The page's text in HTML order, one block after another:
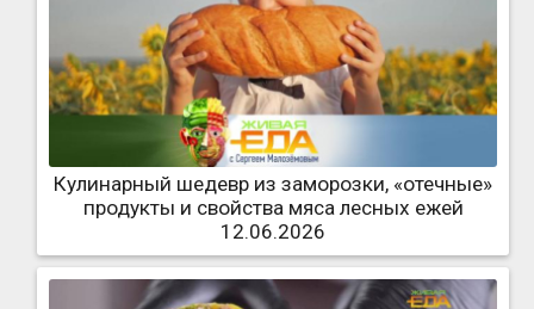
Кулинарный шедевр из заморозки, «отечные»
продукты и свойства мяса лесных ежей
12.06.2026